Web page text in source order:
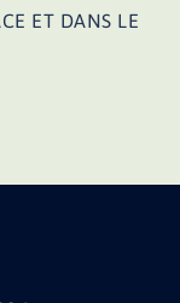
ET DANS LE